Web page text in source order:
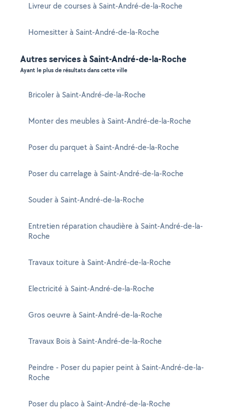
Livreur de courses à Saint-André-de-la-Roche
Homesitter à Saint-André-de-la-Roche
Autres services à Saint-André-de-la-Roche
Ayant le plus de résultats dans cette ville
Bricoler à Saint-André-de-la-Roche
Monter des meubles à Saint-André-de-la-Roche
Poser du parquet à Saint-André-de-la-Roche
Poser du carrelage à Saint-André-de-la-Roche
Souder à Saint-André-de-la-Roche
Entretien réparation chaudière à Saint-André-de-la-
Roche
Travaux toiture à Saint-André-de-la-Roche
Electricité à Saint-André-de-la-Roche
Gros oeuvre à Saint-André-de-la-Roche
Travaux Bois à Saint-André-de-la-Roche
Peindre - Poser du papier peint à Saint-André-de-la-
Roche
Poser du placo à Saint-André-de-la-Roche